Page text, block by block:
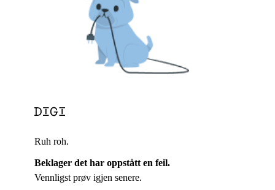
Ruh roh.
Beklager det har oppstått en feil.
Vennligst prøv igjen senere.